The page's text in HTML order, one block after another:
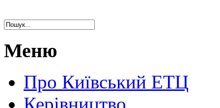
Меню
Про Київський ЕТЦ